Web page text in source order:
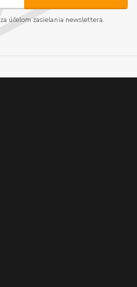
za účelom zasielania newslettera.